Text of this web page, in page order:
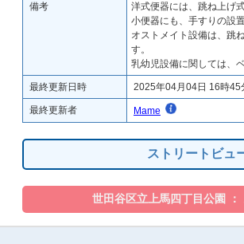
備考
洋式便器には、跳ね上げ
小便器にも、手すりの設
オストメイト設備は、跳
す。
乳幼児設備に関しては、
最終更新日時 2025年04月04日 16時45
最終更新者 Mame
ストリートビュ